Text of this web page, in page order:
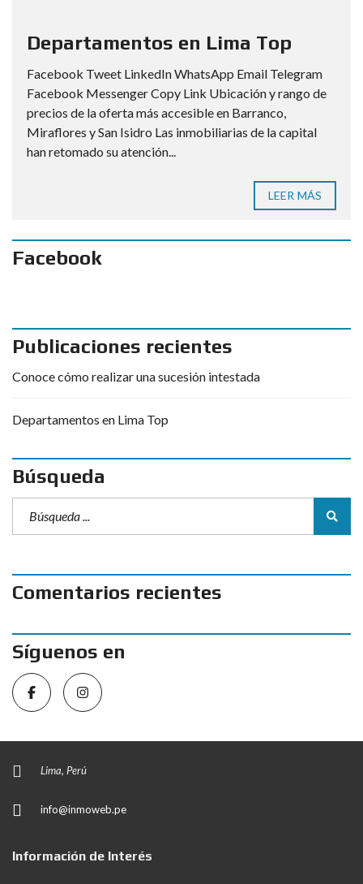
Departamentos en Lima Top
Facebook Tweet LinkedIn WhatsApp Email Telegram
Facebook Messenger Copy Link Ubicación y rango de
precios de la oferta más accesible en Barranco,
Miraflores y San Isidro Las inmobiliarias de la capital
han retomado su atención...
LEER MÁS
Facebook
Publicaciones recientes
Conoce cómo realizar una sucesión intestada
Departamentos en Lima Top
Búsqueda
Comentarios recientes
Síguenos en
Lima, Perú
info@inmoweb.pe
Información de Interés